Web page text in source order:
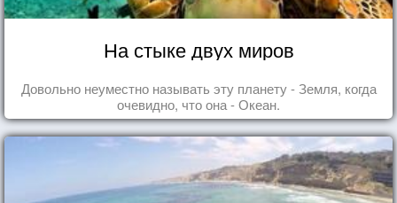
На стыке двух миров
Довольно неуместно называть эту планету - Земля, когда
очевидно, что она - Океан.